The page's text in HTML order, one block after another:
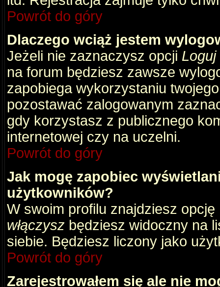
Powrót do góry
Dlaczego wciąż jestem
Jeżeli nie zaznaczysz opcji
na forum będziesz zawsze
zapobiega wykorzystaniu
pozostawać zalogowanym
gdy korzystasz z publicznego
internetowej czy na uczelni.
Powrót do góry
Jak mogę zapobiec
użytkowników?
W swoim profilu znajdziesz opcję
włączysz będziesz widoczny na
siebie. Będziesz liczony jako
Powrót do góry
Zarejestrowałem się ale nie